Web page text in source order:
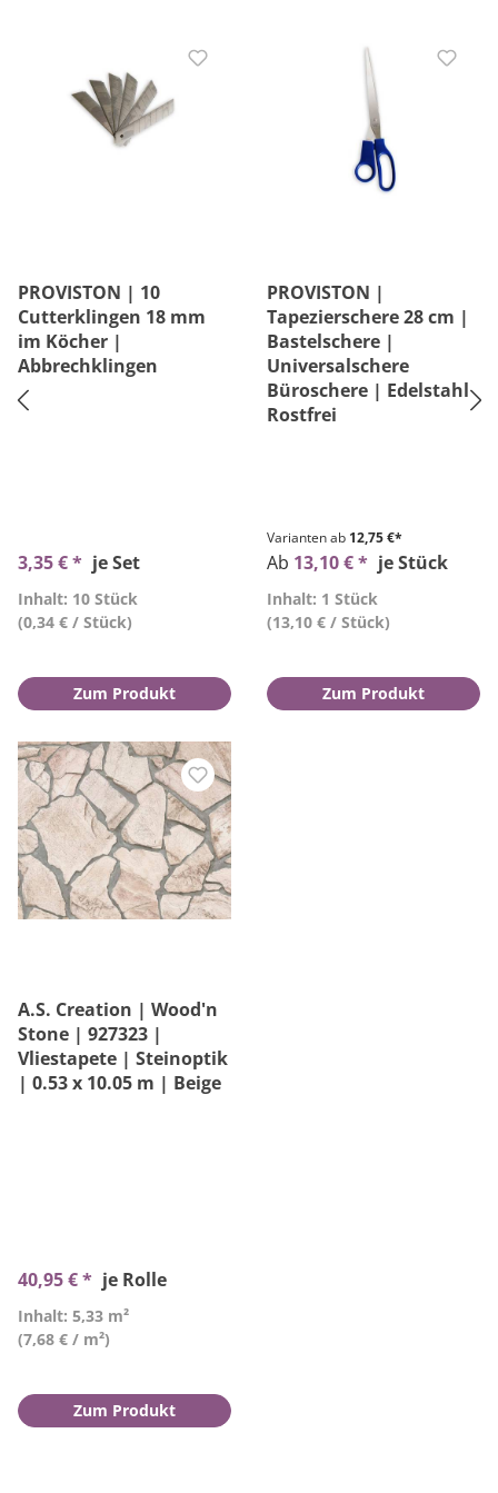
PROVISTON | 10
Cutterklingen 18 mm
im Köcher |
Abbrechklingen
3,35 € * je Set
Inhalt: 10 Stück
(0,34 € / Stück)
Zum Produkt
PROVISTON |
Tapezierschere 28 cm |
Bastelschere |
Universalschere
Büroschere | Edelstahl
Rostfrei
Varianten ab 12,75 €*
Ab 13,10 € * je Stück
Inhalt: 1 Stück
(13,10 € / Stück)
Zum Produkt
A.S. Creation | Wood'n
Stone | 927323 |
Vliestapete | Steinoptik
| 0.53 x 10.05 m | Beige
40,95 € * je Rolle
Inhalt: 5,33 m²
(7,68 € / m²)
Zum Produkt